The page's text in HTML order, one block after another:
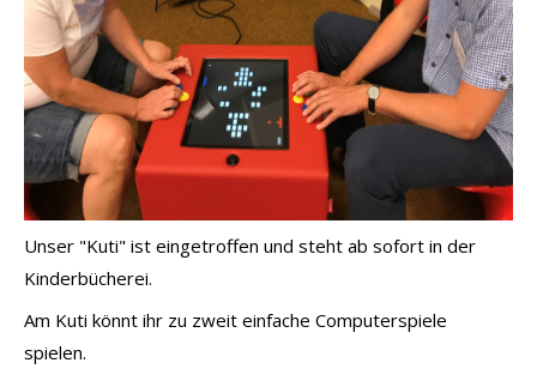
Unser "Kuti" ist eingetroffen und steht ab sofort in der
Kinderbücherei.
Am Kuti könnt ihr zu zweit einfache Computerspiele
spielen.